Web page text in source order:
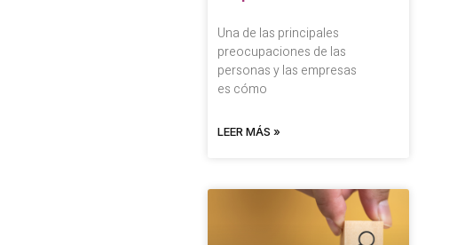
Una de las principales
preocupaciones de las
personas y las empresas
es cómo
LEER MÁS »